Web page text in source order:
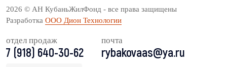
2026 © АН КубаньЖилФонд - все права защищены
Разработка ООО Дион Технологии
отдел продаж
7 (918) 640-30-62
почта
rybakovaas@ya.ru